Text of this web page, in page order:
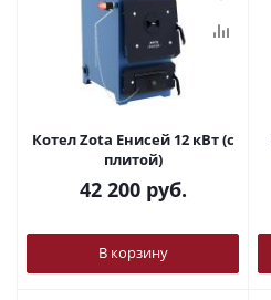
Котел Zota Енисей 12 кВт (с
плитой)
42 200руб.
В корзину